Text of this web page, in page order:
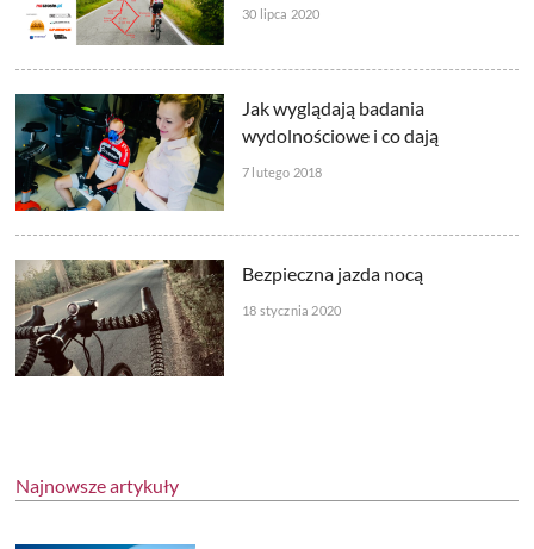
30 lipca 2020
Jak wyglądają badania
wydolnościowe i co dają
7 lutego 2018
Bezpieczna jazda nocą
18 stycznia 2020
Najnowsze artykuły